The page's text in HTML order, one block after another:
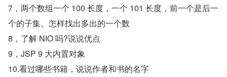
7，两个数组一个 100 长度，一个 101 长度，前一个是后一
个的子集。怎样找出多出的一个数
8，了解 NIO 吗?说说优点
9，JSP 9 大内置对象
10.看过哪些书籍，说说作者和书的名字